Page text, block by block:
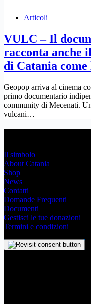
Articoli
VULC – Il
racconta anche
di Catania come
Geopop arriva al cinema
primo documentario
community di Mecenati.
vulcani…
Il simbolo
About Catania
Shop
News
Contatti
Domande Frequenti
Documenti
Gestisci le tue donazioni
Termini e condizioni